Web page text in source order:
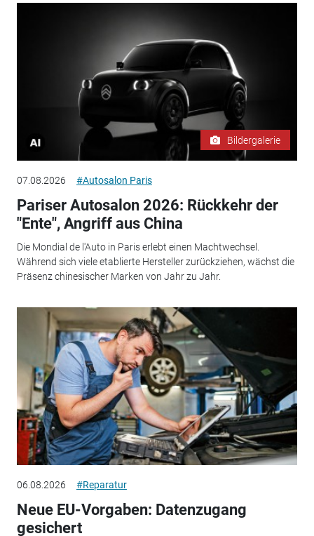
Bildergalerie
07.08.2026 #Autosalon Paris
Pariser Autosalon 2026: Rückkehr der
"Ente", Angriff aus China
Die Mondial de l'Auto in Paris erlebt einen Machtwechsel.
Während sich viele etablierte Hersteller zurückziehen, wächst die
Präsenz chinesischer Marken von Jahr zu Jahr.
06.08.2026 #Reparatur
Neue EU-Vorgaben: Datenzugang
gesichert